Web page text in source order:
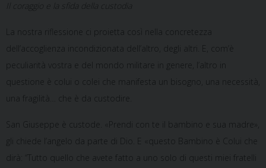
La nostra riflessione ci proietta così nella concretezza
dell’accoglienza incondizionata dell’altro, degli altri. E, com’è
peculiarità vostra e del mondo militare in genere, l’altro in
questione è colui o colei che manifesta un bisogno, una necessità,
una fragilità… che è da custodire.
San Giuseppe è custode. «Prendi con te il bambino e sua madre»,
gli chiede l’angelo da parte di Dio. E «questo Bambino è Colui che
dirà: “Tutto quello che avete fatto a uno solo di questi miei fratelli